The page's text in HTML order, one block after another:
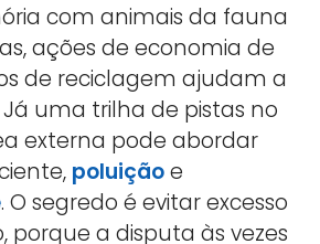
com animais da fauna
ações de economia de
de reciclagem ajudam a
uma trilha de pistas no
externa pode abordar
poluiçãoe
. O segredo é evitar excesso
porque a disputa às vezes